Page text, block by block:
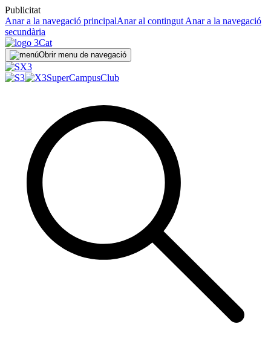
Publicitat
Anar a la navegació principalAnar al contingut Anar a la navegació
secundària
Obrir menu de navegació
SuperCampusClub